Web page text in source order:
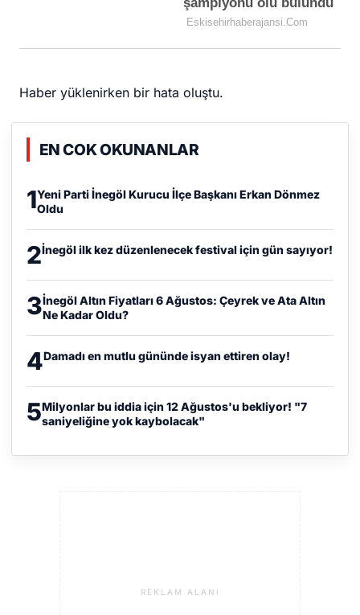
Haber yüklenirken bir hata oluştu.
EN COK OKUNANLAR
1Yeni Parti İnegöl Kurucu İlçe Başkanı Erkan Dönmez
Oldu
2İnegöl ilk kez düzenlenecek festival için gün sayıyor!
3İnegöl Altın Fiyatları 6 Ağustos: Çeyrek ve Ata Altın
Ne Kadar Oldu?
4Damadı en mutlu gününde isyan ettiren olay!
5Milyonlar bu iddia için 12 Ağustos'u bekliyor! "7
saniyeliğine yok kaybolacak"
REKLAM ALANI